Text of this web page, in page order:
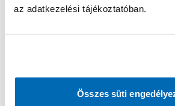
az adatkezelési tájékoztatóban.
Összes süti